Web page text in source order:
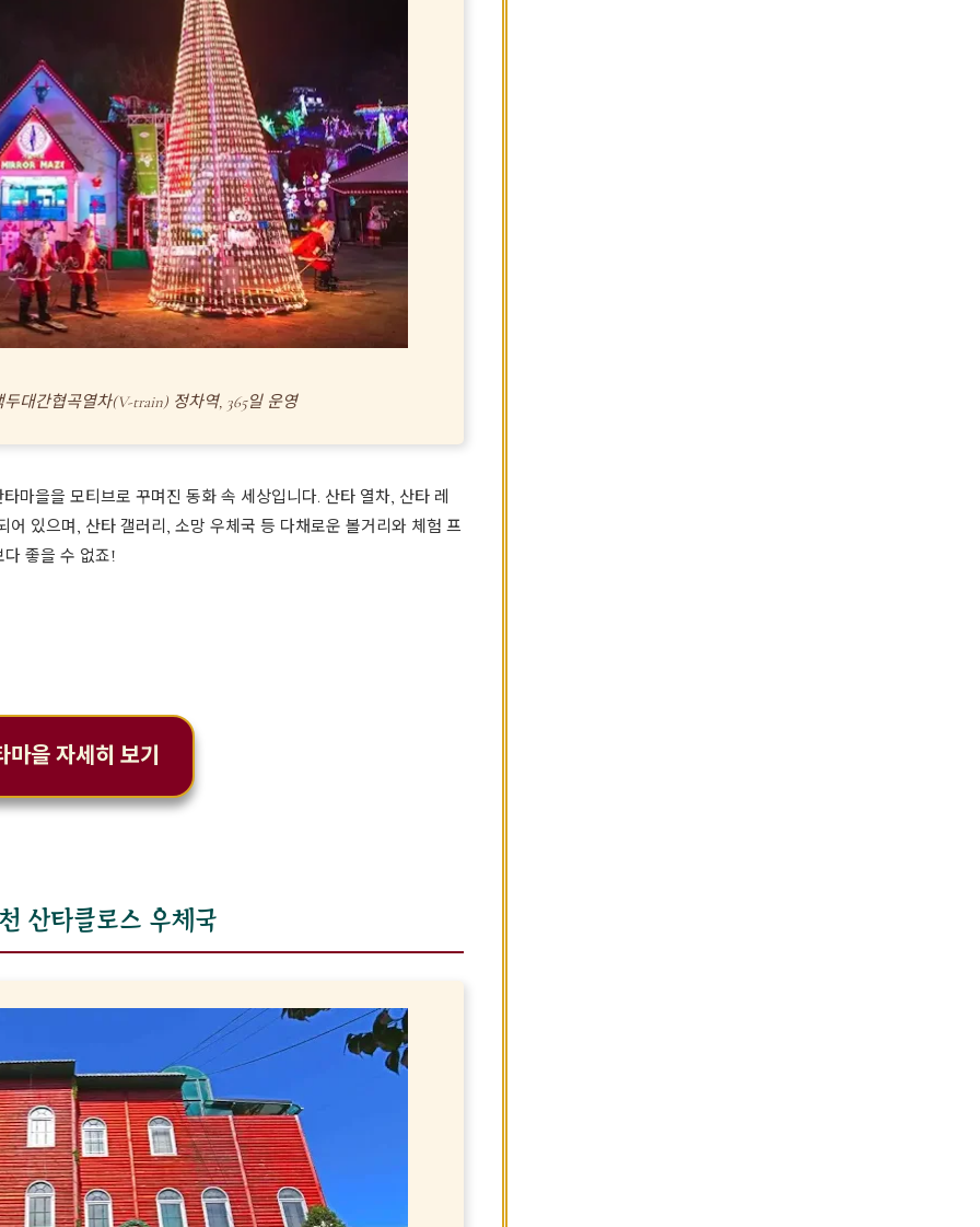
대간협곡열차(V-train) 정차역, 365일 운영
마을을 모티브로 꾸며진 동화 속 세상입니다. 산타 열차, 산타 레
있으며, 산타 갤러리, 소망 우체국 등 다채로운 볼거리와 체험 프
다 좋을 수 없죠!
마을 자세히 보기
산타클로스 우체국